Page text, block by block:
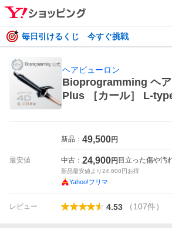
毎日引けるくじ 今すぐ挑戦
ヘアビューロン
Bioprogramming ヘ
Plus ［カール］ L-
最安値
新品： 49,500円
中古： 24,900円 目立った傷や汚
新品最安値より24,600円お得
Yahoo!フリマ
レビュー 4.53 （107件）